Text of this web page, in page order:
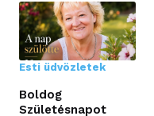
Esti üdvözletek
Boldog
Születésnapot